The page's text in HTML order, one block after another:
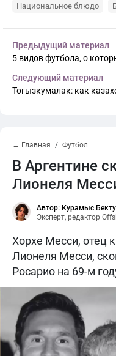
Национальное блюдо
Предыдущий материал
5 видов футбола, о
Следующий материал
Тогызкумалак: как
← Главная Футбол
В Аргентине
Лионеля
Автор: Курамыс
Эксперт, редактор
Хорхе Месси, отец
Лионеля Месси,
Росарио на 69-м